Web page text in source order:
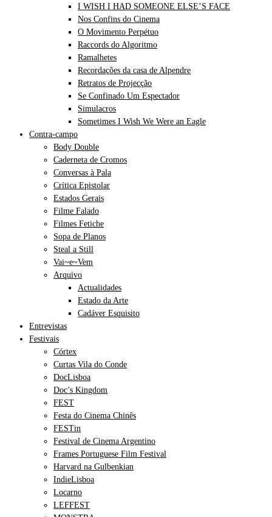
I WISH I HAD SOMEONE ELSE’S FACE
Nos Confins do Cinema
O Movimento Perpétuo
Raccords do Algoritmo
Ramalhetes
Recordações da casa de Alpendre
Retratos de Projecção
Se Confinado Um Espectador
Simulacros
Sometimes I Wish We Were an Eagle
Contra-campo
Body Double
Caderneta de Cromos
Conversas à Pala
Crítica Epistolar
Estados Gerais
Filme Falado
Filmes Fetiche
Sopa de Planos
Steal a Still
Vai~e~Vem
Arquivo
Actualidades
Estado da Arte
Cadáver Esquisito
Entrevistas
Festivais
Córtex
Curtas Vila do Conde
DocLisboa
Doc’s Kingdom
FEST
Festa do Cinema Chinês
FESTin
Festival de Cinema Argentino
Frames Portuguese Film Festival
Harvard na Gulbenkian
IndieLisboa
Locarno
LEFFEST